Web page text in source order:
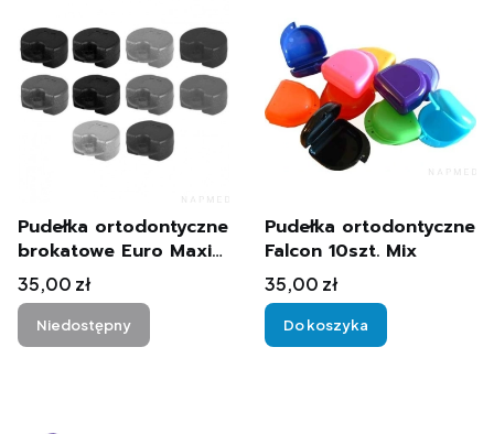
Pudełka ortodontyczne
brokatowe Euro Maxi
10szt. Mix
Cena
35,00 zł
Niedostępny
Pudełka ortodontyczne
Falcon 10szt. Mix
Cena
35,00 zł
Do koszyka